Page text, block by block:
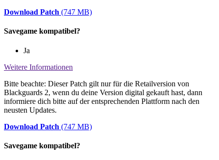
Download Patch (747 MB)
Savegame kompatibel?
Ja
Weitere Informationen
Bitte beachte: Dieser Patch gilt nur für die Retailversion von
Blackguards 2, wenn du deine Version digital gekauft hast, dann
informiere dich bitte auf der entsprechenden Plattform nach den
neusten Updates.
Download Patch (747 MB)
Savegame kompatibel?